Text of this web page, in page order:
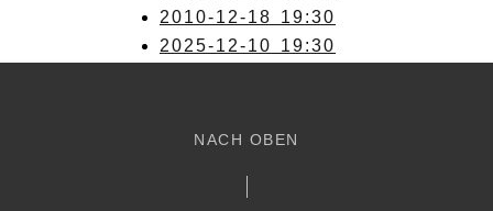
2010-12-18 19:30
2025-12-10 19:30
NACH OBEN